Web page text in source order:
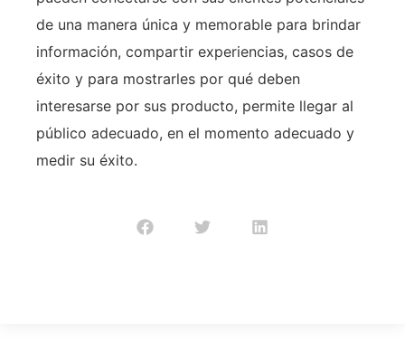
de una manera única y memorable para brindar
información, compartir experiencias, casos de
éxito y para mostrarles por qué deben
interesarse por sus producto, permite llegar al
público adecuado, en el momento adecuado y
medir su éxito.